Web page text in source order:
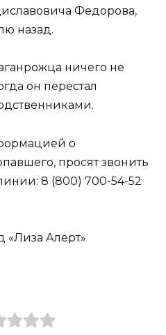
Федорова,
назад.
ничего не
он перестал
о
просят звонить
8 (800) 700-54-52
«Лиза Алерт»